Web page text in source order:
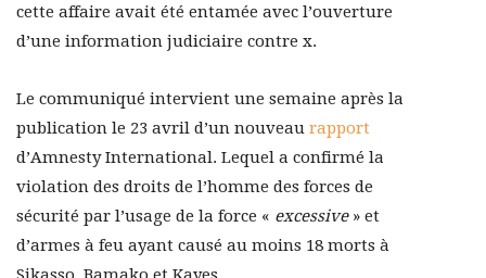
cette affaire avait été entamée avec l’ouverture
d’une information judiciaire contre x.
Le communiqué intervient une semaine après la
publication le 23 avril d’un nouveau rapport
d’Amnesty International. Lequel a confirmé la
violation des droits de l’homme des forces de
sécurité par l’usage de la force « excessive » et
d’armes à feu ayant causé au moins 18 morts à